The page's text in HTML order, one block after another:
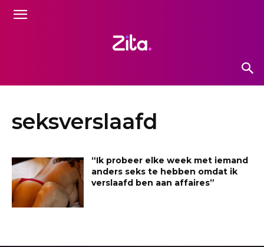
seksverslaafd
“Ik probeer elke week met iemand
anders seks te hebben omdat ik
verslaafd ben aan affaires”